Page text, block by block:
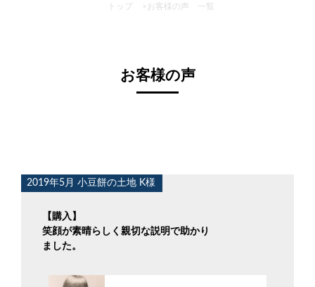
トップ > お客様の声 一覧
お客様の声
2019年5月 小豆餅の土地 K様
【購入】
笑顔が素晴らしく親切な説明で助かり
ました。